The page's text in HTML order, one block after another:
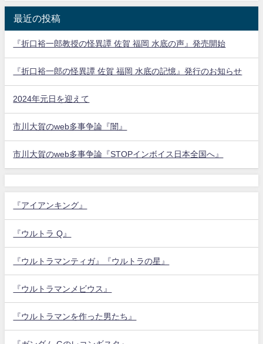
最近の投稿
『折口裕一郎教授の怪異譚 佐賀 福岡 水底の声』発売開始
『折口裕一郎の怪異譚 佐賀 福岡 水底の記憶』発行のお知らせ
2024年元日を迎えて
市川大賀のweb多事争論『闇』
市川大賀のweb多事争論『STOPインボイス日本全国へ』
『アイアンキング』
『ウルトラ Q』
『ウルトラマンティガ』『ウルトラの星』
『ウルトラマンメビウス』
『ウルトラマンを作った男たち』